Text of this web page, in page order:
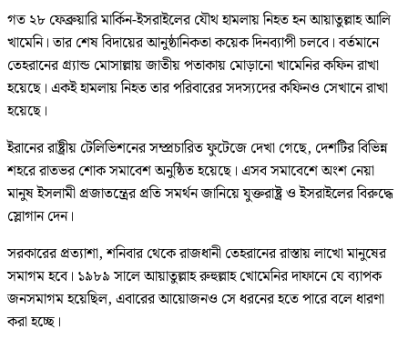
গত ২৮ ফেব্রুয়ারি মার্কিন-ইসরাইলের যৌথ হামলায় নিহত হন আয়াতুল্লাহ আলি
খামেনি। তার শেষ বিদায়ের আনুষ্ঠানিকতা কয়েক দিনব্যাপী চলবে। বর্তমানে
তেহরানের গ্র্যান্ড মোসাল্লায় জাতীয় পতাকায় মোড়ানো খামেনির কফিন রাখা
হয়েছে। একই হামলায় নিহত তার পরিবারের সদস্যদের কফিনও সেখানে রাখা
হয়েছে।
ইরানের রাষ্ট্রীয় টেলিভিশনের সম্প্রচারিত ফুটেজে দেখা গেছে, দেশটির বিভিন্ন
শহরে রাতভর শোক সমাবেশ অনুষ্ঠিত হয়েছে। এসব সমাবেশে অংশ নেয়া
মানুষ ইসলামী প্রজাতন্ত্রের প্রতি সমর্থন জানিয়ে যুক্তরাষ্ট্র ও ইসরাইলের বিরুদ্ধে
স্লোগান দেন।
সরকারের প্রত্যাশা, শনিবার থেকে রাজধানী তেহরানের রাস্তায় লাখো মানুষের
সমাগম হবে। ১৯৮৯ সালে আয়াতুল্লাহ রুহুল্লাহ খোমেনির দাফানে যে ব্যাপক
জনসমাগম হয়েছিল, এবারের আয়োজনও সে ধরনের হতে পারে বলে ধারণা
করা হচ্ছে।